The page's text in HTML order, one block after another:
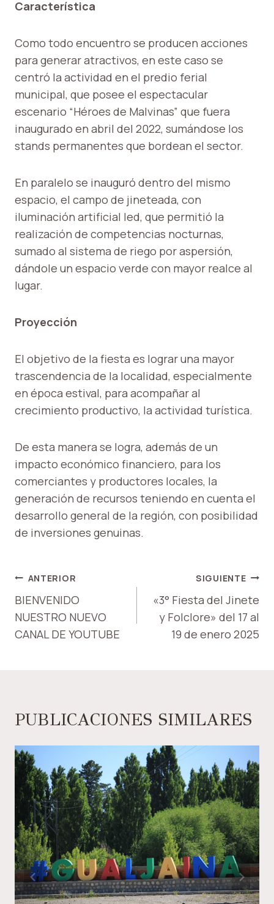
Característica
Como todo encuentro se producen acciones
para generar atractivos, en este caso se
centró la actividad en el predio ferial
municipal, que posee el espectacular
escenario “Héroes de Malvinas” que fuera
inaugurado en abril del 2022, sumándose los
stands permanentes que bordean el sector.
En paralelo se inauguró dentro del mismo
espacio, el campo de jineteada, con
iluminación artificial led, que permitió la
realización de competencias nocturnas,
sumado al sistema de riego por aspersión,
dándole un espacio verde con mayor realce al
lugar.
Proyección
El objetivo de la fiesta es lograr una mayor
trascendencia de la localidad, especialmente
en época estival, para acompañar al
crecimiento productivo, la actividad turística.
De esta manera se logra, además de un
impacto económico financiero, para los
comerciantes y productores locales, la
generación de recursos teniendo en cuenta el
desarrollo general de la región, con posibilidad
de inversiones genuinas.
NAVEGACIÓN
DE
ENTRADAS
ANTERIOR
BIENVENIDO
NUESTRO NUEVO
CANAL DE YOUTUBE
SIGUIENTE
«3° Fiesta del Jinete
y Folclore» del 17 al
19 de enero 2025
PUBLICACIONES SIMILARES